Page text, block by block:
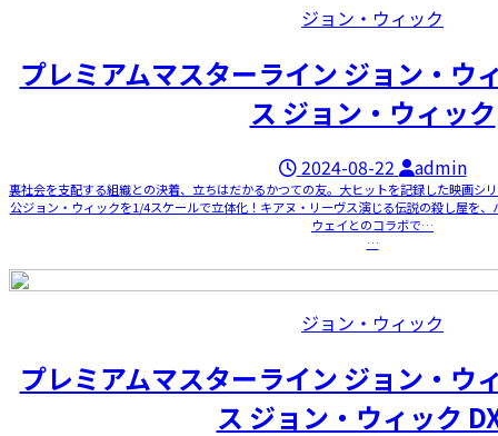
ジョン・ウィック
プレミアムマスターライン ジョン・ウ
ス ジョン・ウィック
2024-08-22 admin
裏社会を支配する組織との決着、立ちはだかるかつての友。大ヒットを記録した映画シ
公ジョン・ウィックを1/4スケールで立体化！キアヌ・リーヴス演じる伝説の殺し屋を
ウェイとのコラボで…
…
ジョン・ウィック
プレミアムマスターライン ジョン・ウ
ス ジョン・ウィック